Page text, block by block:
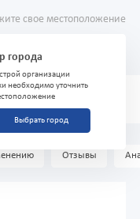
свое местоположение
города
организации
необходимо уточнить
Выбрать город
Отзывы